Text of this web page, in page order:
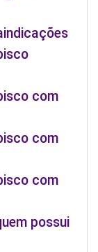
com
com
com
possui